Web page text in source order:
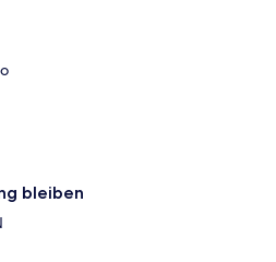
bleiben